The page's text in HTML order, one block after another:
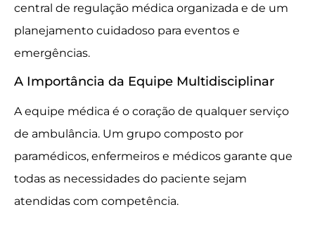
central de regulação médica organizada e de um
planejamento cuidadoso para eventos e
emergências.
A Importância da Equipe Multidisciplinar
A equipe médica é o coração de qualquer serviço
de ambulância. Um grupo composto por
paramédicos, enfermeiros e médicos garante que
todas as necessidades do paciente sejam
atendidas com competência.